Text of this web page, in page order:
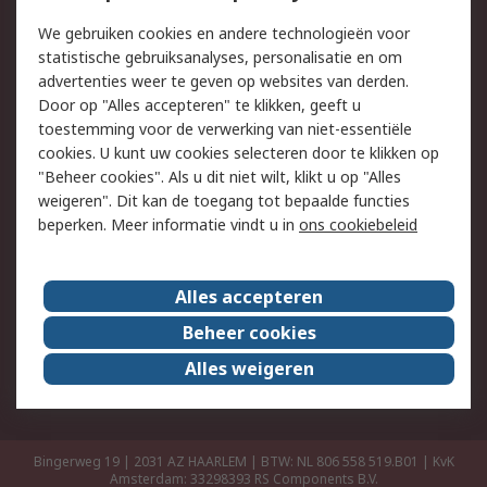
Track & Trace
Wettelijk
Cookiebeleid
Email veiligheid
Privacybeleid
Websitevoorwaarden
Algemene
verkoopvoorwaarden
Over RS
RS Group
Over ons
RS wereldwijd
Werken bij RS
ESG
Bingerweg 19 | 2031 AZ HAARLEM | BTW: NL 806 558 519.B01 | KvK
Amsterdam: 33298393 RS Components B.V.
We gebruiken cookies en andere technologieën voor
statistische gebruiksanalyses, personalisatie en om
advertenties weer te geven op websites van derden.
Door op "Alles accepteren" te klikken, geeft u
toestemming voor de verwerking van niet-essentiële
cookies. U kunt uw cookies selecteren door te klikken op
"Beheer cookies". Als u dit niet wilt, klikt u op "Alles
weigeren". Dit kan de toegang tot bepaalde functies
beperken. Meer informatie vindt u in ons cookiebeleid
Alles accepteren
Beheer cookies
Alles weigeren